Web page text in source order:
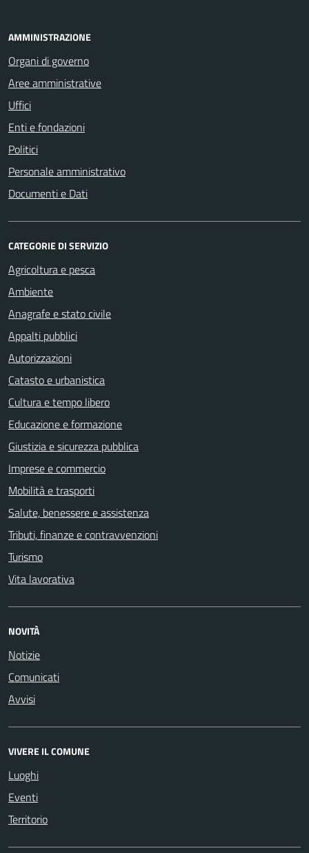
AMMINISTRAZIONE
Organi di governo
Aree amministrative
Uffici
Enti e fondazioni
Politici
Personale amministrativo
Documenti e Dati
CATEGORIE DI SERVIZIO
Agricoltura e pesca
Ambiente
Anagrafe e stato civile
Appalti pubblici
Autorizzazioni
Catasto e urbanistica
Cultura e tempo libero
Educazione e formazione
Giustizia e sicurezza pubblica
Imprese e commercio
Mobilità e trasporti
Salute, benessere e assistenza
Tributi, finanze e contravvenzioni
Turismo
Vita lavorativa
NOVITÀ
Notizie
Comunicati
Avvisi
VIVERE IL COMUNE
Luoghi
Eventi
Territorio